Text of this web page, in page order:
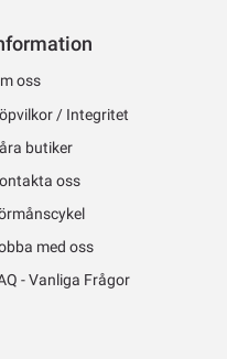
oss
/ Integritet
butiker
oss
med oss
- Vanliga Frågor